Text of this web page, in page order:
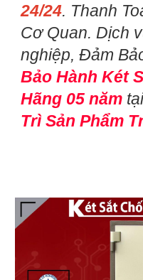
24/24. Thanh
Cơ Quan. Dịch
nghiệp, Đảm
Bảo Hành Két
Hãng 05 năm
Trì Sản Phẩm